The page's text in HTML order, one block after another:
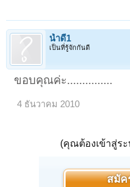
น้ำดี1
เป็นที่รู้จักกันดี
ขอบคุณค่ะ...............
4 ธันวาคม 2010
(คุณต้องเข้าสู่ร
สมัค